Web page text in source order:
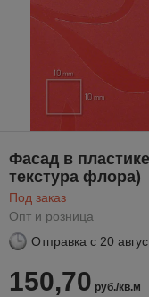
Фасад в
текстура флора)
Под заказ
Опт и розница
Отправка с 20
150,70 руб./кв.м